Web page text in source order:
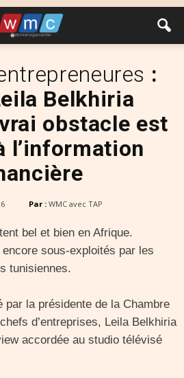
:
Belkhiria
obstacle est
l’information
Par : WMC avec TAP
bel et bien en Afrique.
sous-exploités par les
tunisiennes.
par la présidente de la Chambre
d’entreprises, Leila Belkhiria
accordée au studio télévisé